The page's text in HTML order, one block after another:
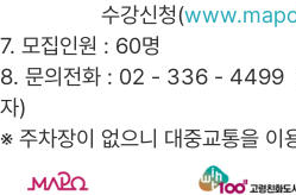
수강신청(
7. 모집인원 : 60명
8. 문의전화 : 02 - 336 - 4499
자)
※ 주차장이 없으니 대중교통을 이